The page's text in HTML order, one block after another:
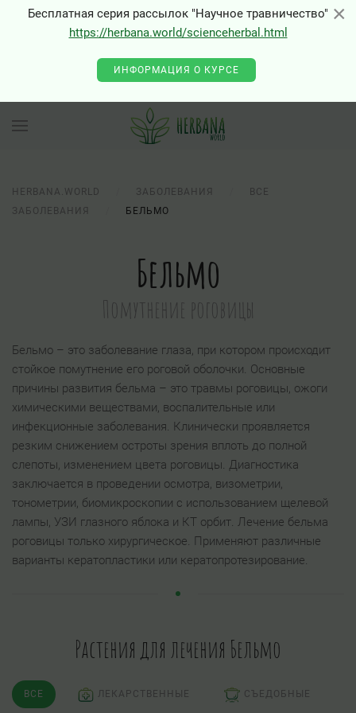
×
Бесплатная серия рассылок "Научное травничество"
https://herbana.world/scienceherbal.html
ИНФОРМАЦИЯ О КУРСЕ
HERBANA.WORLD ЗАБОЛЕВАНИЯ
ВСЕ
ЗАБОЛЕВАНИЯ
БЕЛЬМО
Бельмо
Помутнение роговицы
Бельмо – это заболевание глаза, при котором происходит
стойкое помутнение его роговой оболочки. Основные
причины развития бельма – это травмы роговицы, ожоги
химическими веществами, воспалительные или
инфекционные заболевания. Клинически проявляется
резким снижением остроты зрения вплоть до полной
слепоты, изменением цвета роговицы. Диагностика
заключается в проведении осмотра, визометрии,
тонометрии, биомикроскопии с использованием щелевой
лампы, УЗИ глазного яблока и КТ орбит. Лечение бельма
роговицы только хирургическое. Применяют различные
варианты кератопластики или кератопротезирование.
Растения для лечения Бельмо
ВСЕ ЛЕКАРСТВЕННЫЕ СЪЕДОБНЫЕ
×
0 - Class "Joomla\Input\Json" not found